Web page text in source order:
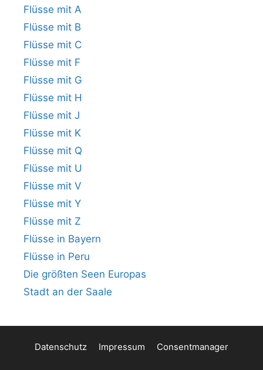
Flüsse mit A
Flüsse mit B
Flüsse mit C
Flüsse mit F
Flüsse mit G
Flüsse mit H
Flüsse mit J
Flüsse mit K
Flüsse mit Q
Flüsse mit U
Flüsse mit V
Flüsse mit Y
Flüsse mit Z
Flüsse in Bayern
Flüsse in Peru
Die größten Seen Europas
Stadt an der Saale
Datenschutz Impressum Consentmanager